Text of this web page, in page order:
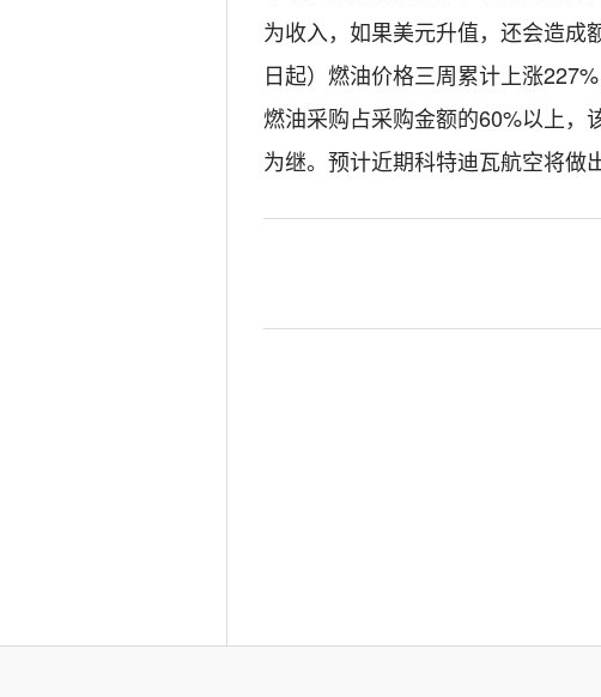
为收入，如果美元升值，还会造成
日起）燃油价格三周累计上涨
燃油采购占采购金额的60%以上，
为继。预计近期科特迪瓦航空将做